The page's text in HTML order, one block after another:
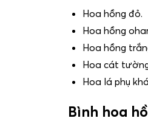
Hoa hồng đỏ.
Hoa hồng
Hoa hồng
Hoa cát
Hoa lá phụ
Bình hoa